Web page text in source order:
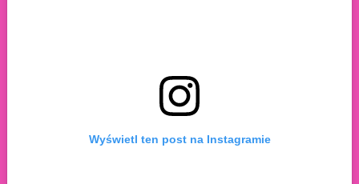
Wyświetl ten post na Instagramie